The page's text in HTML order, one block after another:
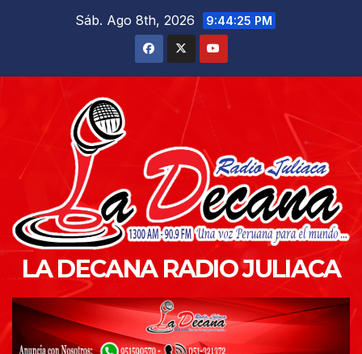
Sáb. Ago 8th, 2026 9:44:26 PM
LA DECANA RADIO JULIACA